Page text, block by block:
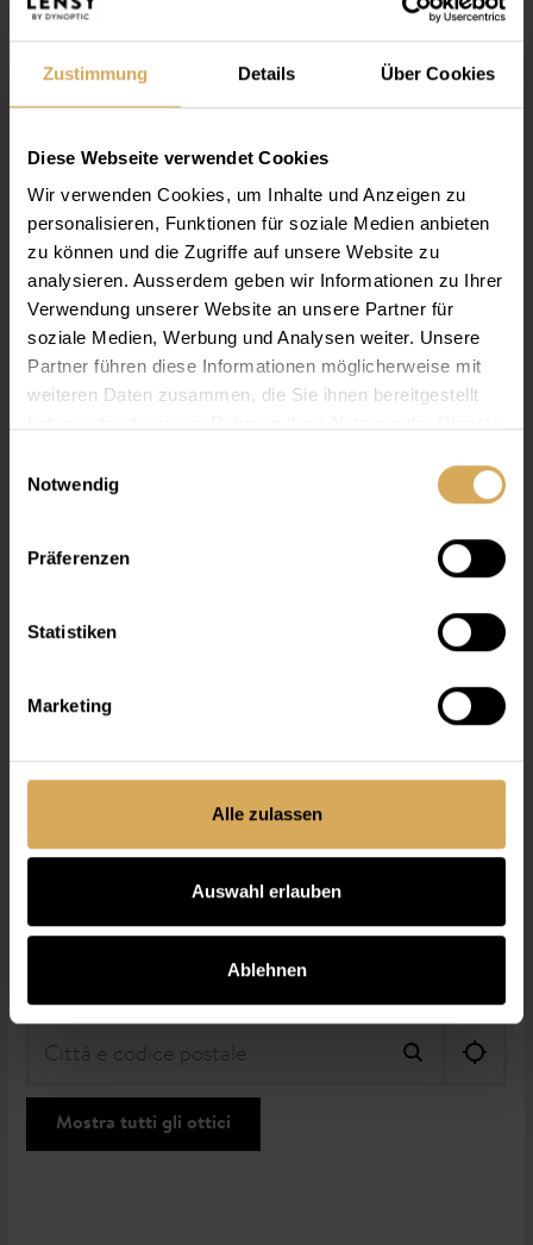
Zustimmung Details Über Cookies
Diese Webseite verwendet Cookies
Wir verwenden Cookies, um Inhalte und Anzeigen zu
personalisieren, Funktionen für soziale Medien anbieten
zu können und die Zugriffe auf unsere Website zu
analysieren. Ausserdem geben wir Informationen zu Ihrer
Verwendung unserer Website an unsere Partner für
soziale Medien, Werbung und Analysen weiter. Unsere
Partner führen diese Informationen möglicherweise mit
weiteren Daten zusammen, die Sie ihnen bereitgestellt
Notwendig
Präferenzen
Statistiken
Marketing
Alle zulassen
Auswahl erlauben
Ablehnen
Lensy
Flat
Mostra tutti gli ottici